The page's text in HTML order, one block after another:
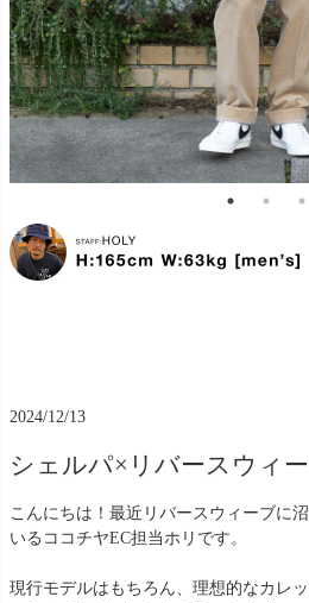
2024/12/13
シェルパ×リバースウィ
こんにちは！最近リバースウィーブに
いるココチヤEC担当ホリです。
現行モデルはもちろん、理想的なカレ